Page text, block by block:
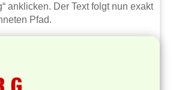
anklicken. Der Text folgt nun exakt
Pfad.